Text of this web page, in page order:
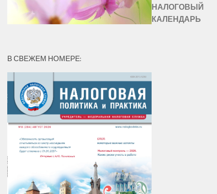
НАЛОГОВЫЙ
КАЛЕНДАРЬ
В СВЕЖЕМ НОМЕРЕ: